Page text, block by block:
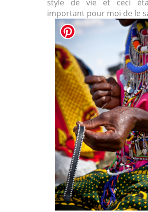
style de vie et ceci
important pour moi de le